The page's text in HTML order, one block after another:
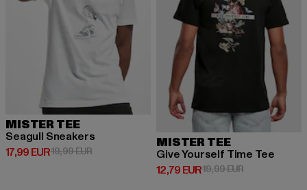
MISTER TEE
Seagull Sneakers
17,99 EUR
Ajankohtainen hinta: 17,99 EUR
19,99 EURKampanjahinta: 19,99 EUR
MISTER TEE
Give Yourself Time Tee
12,79 EUR
Ajankohtainen hinta: 12,79 EUR
19,99 EUR